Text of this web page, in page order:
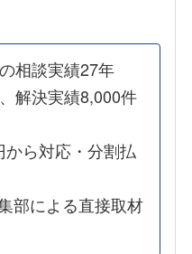
相談実績27年
解決実績8,000件
から対応・分割払
部による直接取材